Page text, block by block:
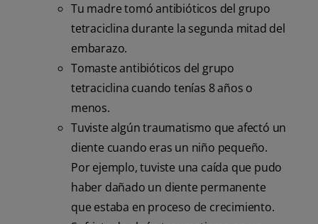
Tu madre tomó antibióticos del grupo
tetraciclina durante la segunda mitad del
embarazo.
Tomaste antibióticos del grupo
tetraciclina cuando tenías 8 años o
menos.
Tuviste algún traumatismo que afectó un
diente cuando eras un niño pequeño.
Por ejemplo, tuviste una caída que pudo
haber dañado un diente permanente
que estaba en proceso de crecimiento.